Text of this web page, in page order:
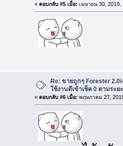
« ตอบกลับ #5 เมื่อ: เมษายน 30, 2019,
Re: ขายถูกๆ Forester
ใช้งานดีเข้าเช็ค 0 ตามระย
« ตอบกลับ #6 เมื่อ: พฤษภาคม 27,